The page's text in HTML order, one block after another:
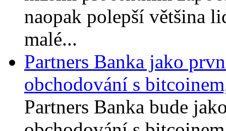
naopak polepší většina
malé...
Partners Banka jako
obchodování s
Partners Banka bude